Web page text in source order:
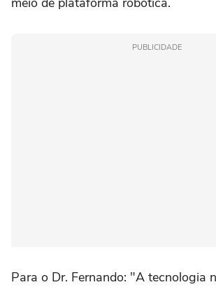
PUBLICIDADE
Para o Dr. Fernando: "A tecnologia